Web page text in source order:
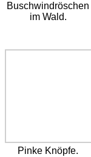
Buschwindröschen
im Wald.
Pinke Knöpfe.